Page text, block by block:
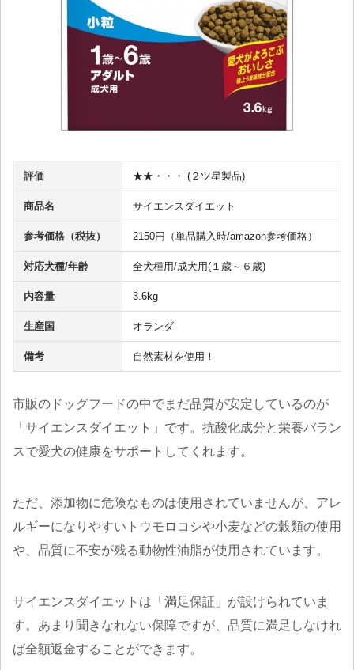
評価 ★★・・・ (２ツ星製品)
商品名 サイエンスダイエット
参考価格（税抜） 2150円（単品購入時/amazon参考価格）
対応犬種/年齢 全犬種用/成犬用(１歳～６歳)
内容量 3.6kg
生産国 オランダ
備考 自然素材を使用！
市販のドッグフードの中でまだ品質が安定しているのが
「サイエンスダイエット」です。抗酸化成分と栄養バラン
スで愛犬の健康をサポートしてくれます。
ただ、添加物に危険なものは使用されていませんが、アレ
ルギーになりやすいトウモロコシや小麦などの穀類の使用
や、品質に不安が残る動物性油脂が使用されています。
サイエンスダイエットは「満足保証」が設けられていま
す。あまり聞きなれない保障ですが、品質に満足しなけれ
ば全額返金することができます。